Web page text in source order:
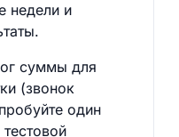
недели и
суммы для
(звонок
один